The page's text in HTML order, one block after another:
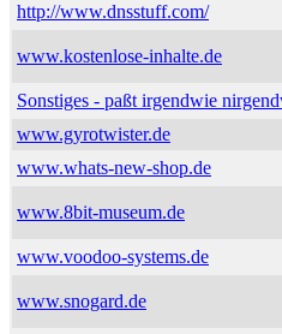
http://www.dnsstuff.com/
www.kostenlose-inhalte.de
Sonstiges - paßt irgendwie
www.gyrotwister.de
www.whats-new-shop.de
www.8bit-museum.de
www.voodoo-systems.de
www.snogard.de